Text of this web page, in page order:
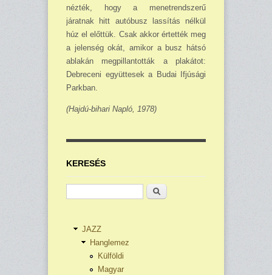
nézték, hogy a menetrendszerű
járatnak hitt autóbusz lassítás nélkül
húz el előttük. Csak akkor értették meg
a jelenség okát, amikor a busz hátsó
ablakán meg­pillantották a plakátot:
Debreceni együttesek a Budai Ifjúsági
Parkban.
(Hajdú-bihari Napló, 1978)
KERESÉS
Keresés
JAZZ
Hanglemez
Külföldi
Magyar